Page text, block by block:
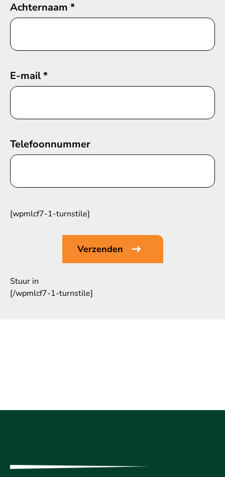
Achternaam *
E-mail*
Telefoonnummer
[wpmlcf7-1-turnstile]
Stuur in
[/wpmlcf7-1-turnstile]